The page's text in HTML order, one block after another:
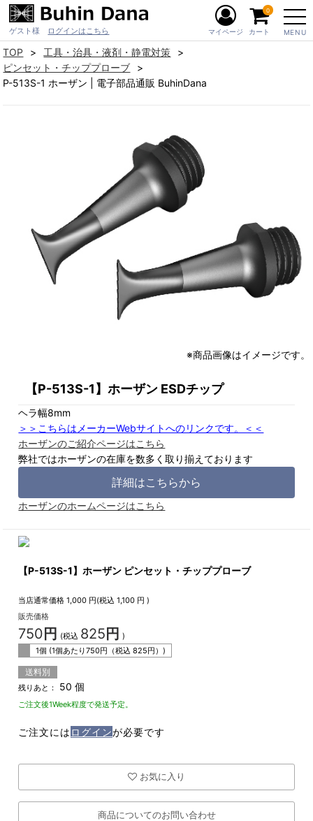
ゲスト様 ログインはこちら MENU
マイページ カート
0
TOP
工具・治具・液剤・静電対策
ピンセット・チッププローブ
P-513S-1 ホーザン | 電子部品通販 BuhinDana
※商品画像はイメージです。
【P-513S-1】ホーザン ESDチップ
ヘラ幅8mm
＞＞こちらはメーカーWebサイトへのリンクです。＜＜
ホーザンのご紹介ページはこちら
弊社ではホーザンの在庫を数多く取り揃えております
詳細はこちらから
ホーザンのホームページはこちら
【P-513S-1】ホーザン ピンセット・チッププローブ
当店通常価格 1,000 円(税込1,100 円 )
販売価格
750 円 (税込 825 円 )
1個 (1個あたり750円（税込825円）)
送料別
残りあと： 50 個
ご注文後1Week程度で発送予定。
ご注文には ログインが必要です
お気に入り
商品についてのお問い合わせ